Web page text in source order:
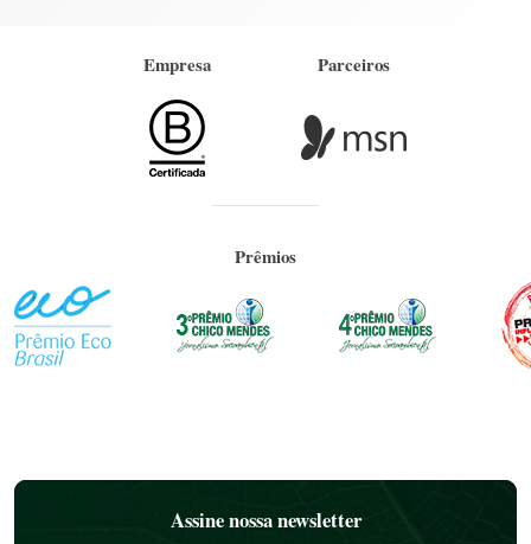
Empresa Parceiros
Prêmios
Assine nossa newsletter